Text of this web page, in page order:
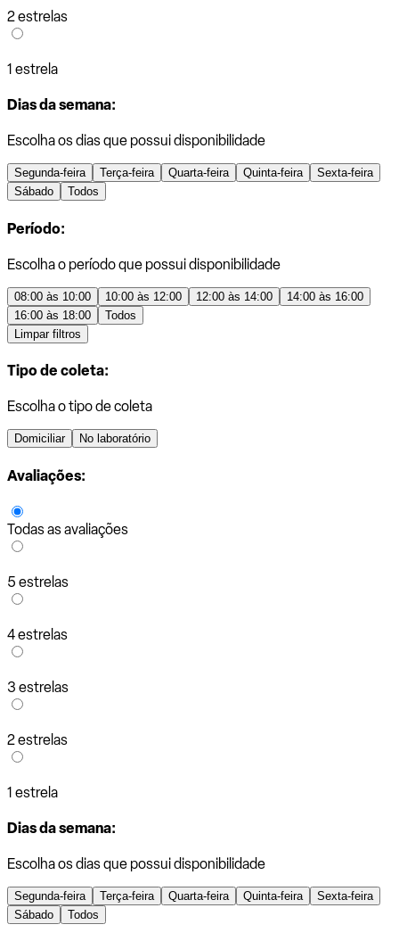
2 estrelas
1 estrela
Dias da semana:
Escolha os dias que possui disponibilidade
Segunda-feira Terça-feira Quarta-feira Quinta-feira
Sexta-feira
Sábado
Todos
Período:
Escolha o período que possui disponibilidade
08:00 às 10:00 10:00 às 12:00 12:00 às 14:00
14:00 às 16:00
16:00 às 18:00
Todos
Limpar filtros
Tipo de coleta:
Escolha o tipo de coleta
Domiciliar No laboratório
Avaliações:
Todas as avaliações
5 estrelas
4 estrelas
3 estrelas
2 estrelas
1 estrela
Dias da semana:
Escolha os dias que possui disponibilidade
Segunda-feira Terça-feira Quarta-feira Quinta-feira
Sexta-feira
Sábado
Todos